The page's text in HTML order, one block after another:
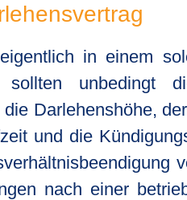
in einem
sollten unbedingt
Darlehenshöhe,
und die
nach einer